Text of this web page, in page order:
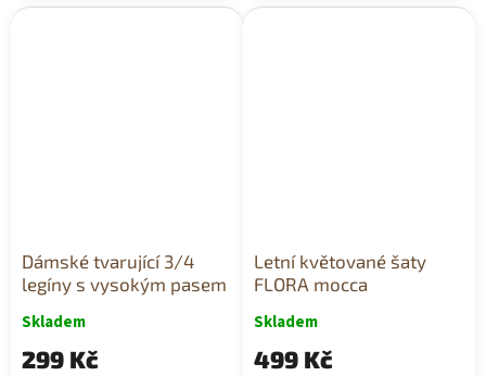
Dámské tvarující 3/4
legíny s vysokým pasem
Skladem
299 Kč
Letní květované šaty
FLORA mocca
Skladem
499 Kč